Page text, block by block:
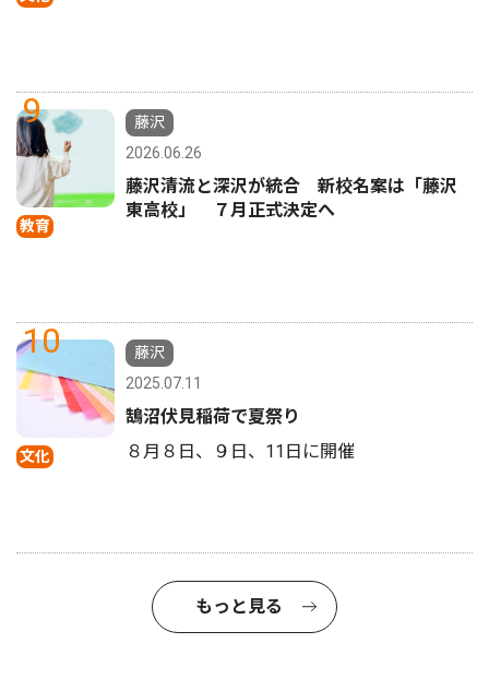
9
教育
藤沢
2026.06.26
藤沢清流と深沢が統合 新校名案は「藤沢
東高校」 ７月正式決定へ
10
文化
藤沢
2025.07.11
鵠沼伏見稲荷で夏祭り
８月８日、９日、11日に開催
もっと見る